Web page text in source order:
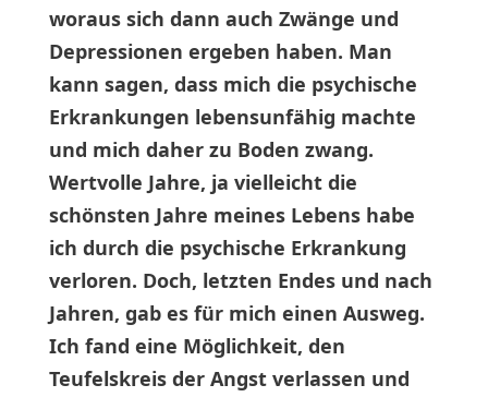
woraus sich dann auch Zwänge und
Depressionen ergeben haben. Man
kann sagen, dass mich die psychische
Erkrankungen lebensunfähig machte
und mich daher zu Boden zwang.
Wertvolle Jahre, ja vielleicht die
schönsten Jahre meines Lebens habe
ich durch die psychische Erkrankung
verloren. Doch, letzten Endes und nach
Jahren, gab es für mich einen Ausweg.
Ich fand eine Möglichkeit, den
Teufelskreis der Angst verlassen und